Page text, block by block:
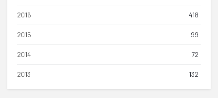
2016 418
2015 99
2014 72
2013 132